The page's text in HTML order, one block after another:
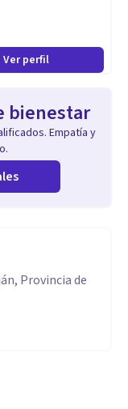
Ver perfil
bienestar
Empatía y
Provincia de